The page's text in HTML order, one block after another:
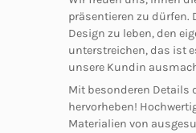
präsentieren zu dürfen.
Design zu leben, den
unterstreichen, das ist
unsere Kundin
Mit besonderen Details
hervorheben!
Materialien von